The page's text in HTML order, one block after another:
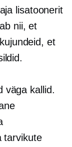
lisatoonerit
nii, et
et
väga kallid.
tarvikute